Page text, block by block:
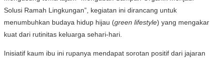
Solusi Ramah Lingkungan”, kegiatan ini dirancang untuk
menumbuhkan budaya hidup hijau (green lifestyle) yang mengakar
kuat dari rutinitas keluarga sehari-hari.
Inisiatif kaum ibu ini rupanya mendapat sorotan positif dari jajaran